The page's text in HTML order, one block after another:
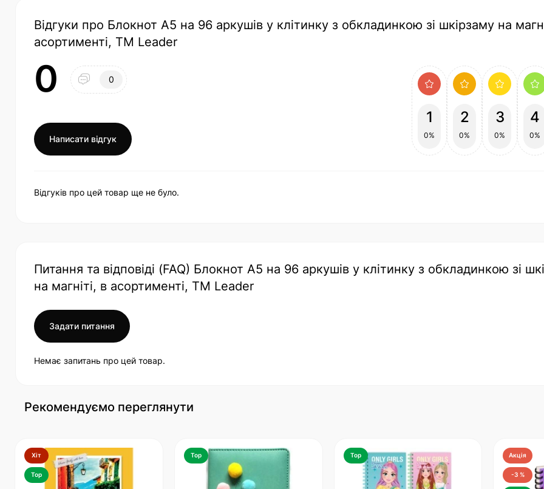
Відгуки про Блокнот А5 на 96 аркушів у клітинку з обкладинкою зі шкірзаму на
асортименті, TM Leader
0 0
Написати відгук
1
0%
2
0%
3
0%
4
0%
Відгуків про цей товар ще не було.
Питання та відповіді (FAQ) Блокнот А5 на 96 аркушів у клітинку з обкладинкою зі
на магніті, в асортименті, TM Leader
Задати питання
Немає запитань про цей товар.
Рекомендуємо переглянути
Хіт
Top
Top Top Акція
-3 %